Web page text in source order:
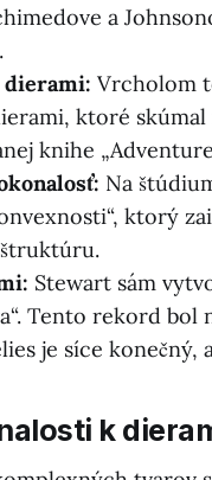
a
Vrcholom
ktoré
knihe
Na
ktorý
Stewart sám
Tento rekord bol
je síce konečný,
k